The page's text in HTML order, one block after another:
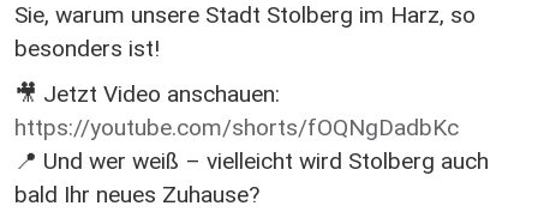
Sie, warum unsere Stadt Stolberg im Harz, so
besonders ist!
🎥 Jetzt Video anschauen:
https://youtube.com/shorts/fOQNgDadbKc
📍 Und wer weiß – vielleicht wird Stolberg auch
bald Ihr neues Zuhause?